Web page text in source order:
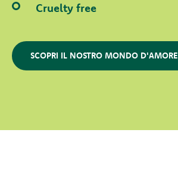
Cruelty free
SCOPRI IL NOSTRO MONDO D'AMORE